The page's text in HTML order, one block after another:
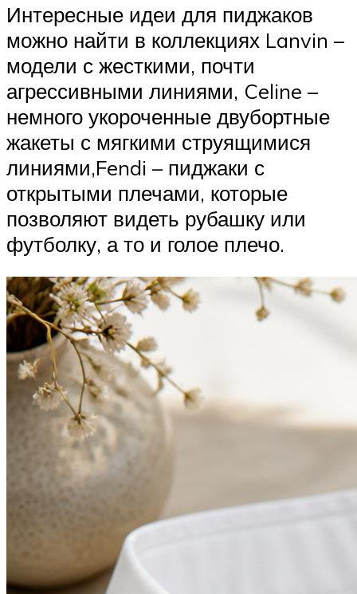
Интересные идеи для пиджаков
можно найти в коллекциях Lanvin –
модели с жесткими, почти
агрессивными линиями, Celine –
немного укороченные двубортные
жакеты с мягкими струящимися
линиями,Fendi – пиджаки с
открытыми плечами, которые
позволяют видеть рубашку или
футболку, а то и голое плечо.